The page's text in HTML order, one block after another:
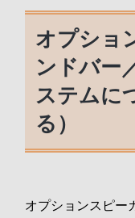
オプショ
ンドバー
ステムに
る）
オプションスピー